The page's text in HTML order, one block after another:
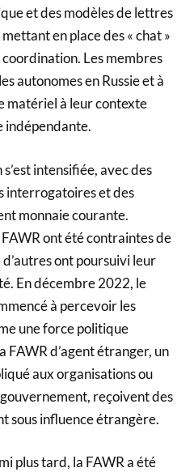
et des modèles de lettres
en place des « chat »
Les membres
autonomes en Russie et à
matériel à leur contexte
indépendante.
intensifiée, avec des
interrogatoires et des
monnaie courante.
ont été contraintes de
ont poursuivi leur
En décembre 2022, le
à percevoir les
une force politique
FAWR d’agent étranger, un
aux organisations ou
reçoivent des
sous influence étrangère.
plus tard, la FAWR a été